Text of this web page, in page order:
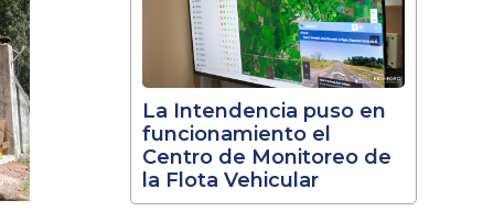
La Intendencia puso en
funcionamiento el
Centro de Monitoreo de
la Flota Vehicular